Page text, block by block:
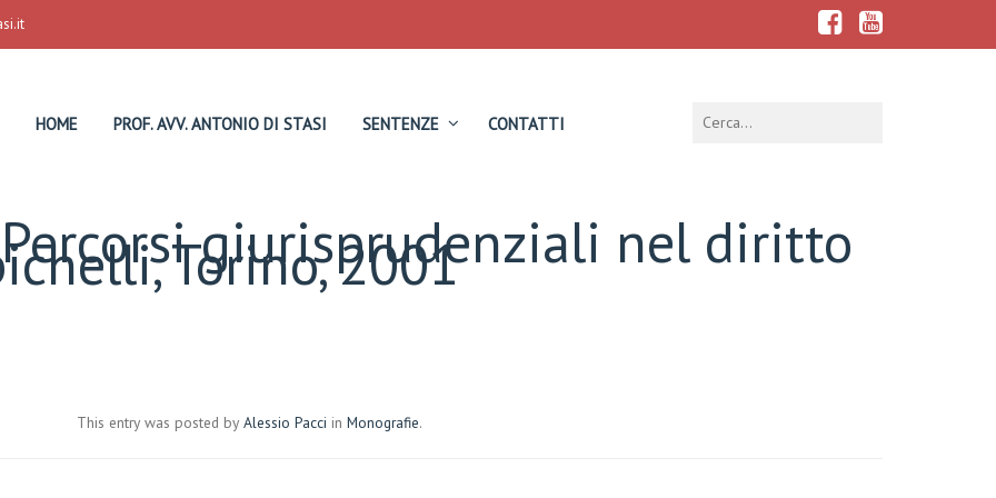
HOME PROF. AVV. ANTONIO DI STASI SENTENZE CONTATTI
Percorsi giurisprudenziali nel diritto
Torino, 2001
This entry was posted by Alessio Pacci in Monografie.